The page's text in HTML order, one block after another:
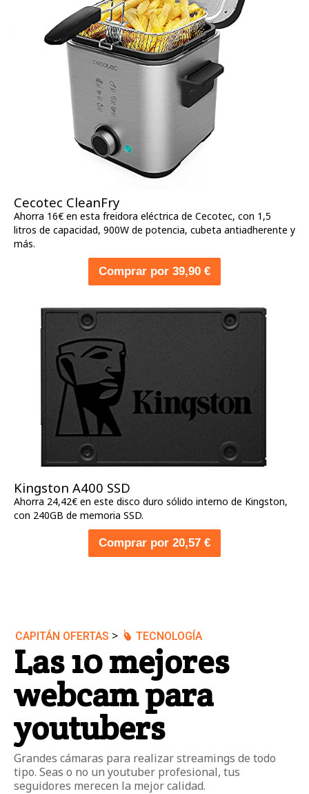
Cecotec CleanFry
Ahorra 16€ en esta freidora eléctrica de Cecotec, con 1,5
litros de capacidad, 900W de potencia, cubeta antiadherente y
más.
Comprar por 39,90 €
Kingston A400 SSD
Ahorra 24,42€ en este disco duro sólido interno de Kingston,
con 240GB de memoria SSD.
Comprar por 20,57 €
CAPITÁN OFERTAS > TECNOLOGÍA
Las 10 mejores
webcam para
youtubers
Grandes cámaras para realizar streamings de todo
tipo. Seas o no un youtuber profesional, tus
seguidores merecen la mejor calidad.